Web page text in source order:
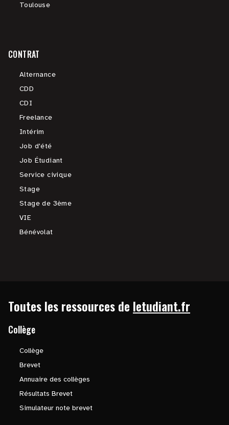
Toulouse
CONTRAT
Alternance
CDD
CDI
Freelance
Intérim
Job d'été
Job Étudiant
Service civique
Stage
Stage de 3ème
VIE
Bénévolat
Toutes les ressources de letudiant.fr
Collège
Collège
Brevet
Annuaire des collèges
Résultats Brevet
Simulateur note brevet